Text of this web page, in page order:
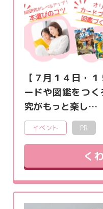
【７月１４日・
ードや図鑑をつ
究がもっと楽し…
イベント PR
く